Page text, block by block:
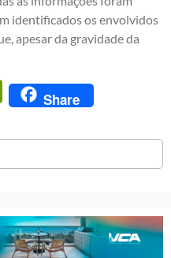
identificados os envolvidos
apesar da gravidade da
PrintFriendly
Share